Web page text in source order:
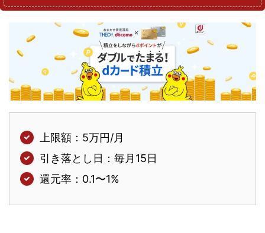
上限額：5万円/月
引き落とし日：毎月15日
還元率：0.1〜1%